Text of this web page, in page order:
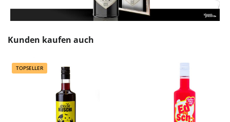
Produktgalerie überspringen
Kunden kaufen auch
TOPSELLER